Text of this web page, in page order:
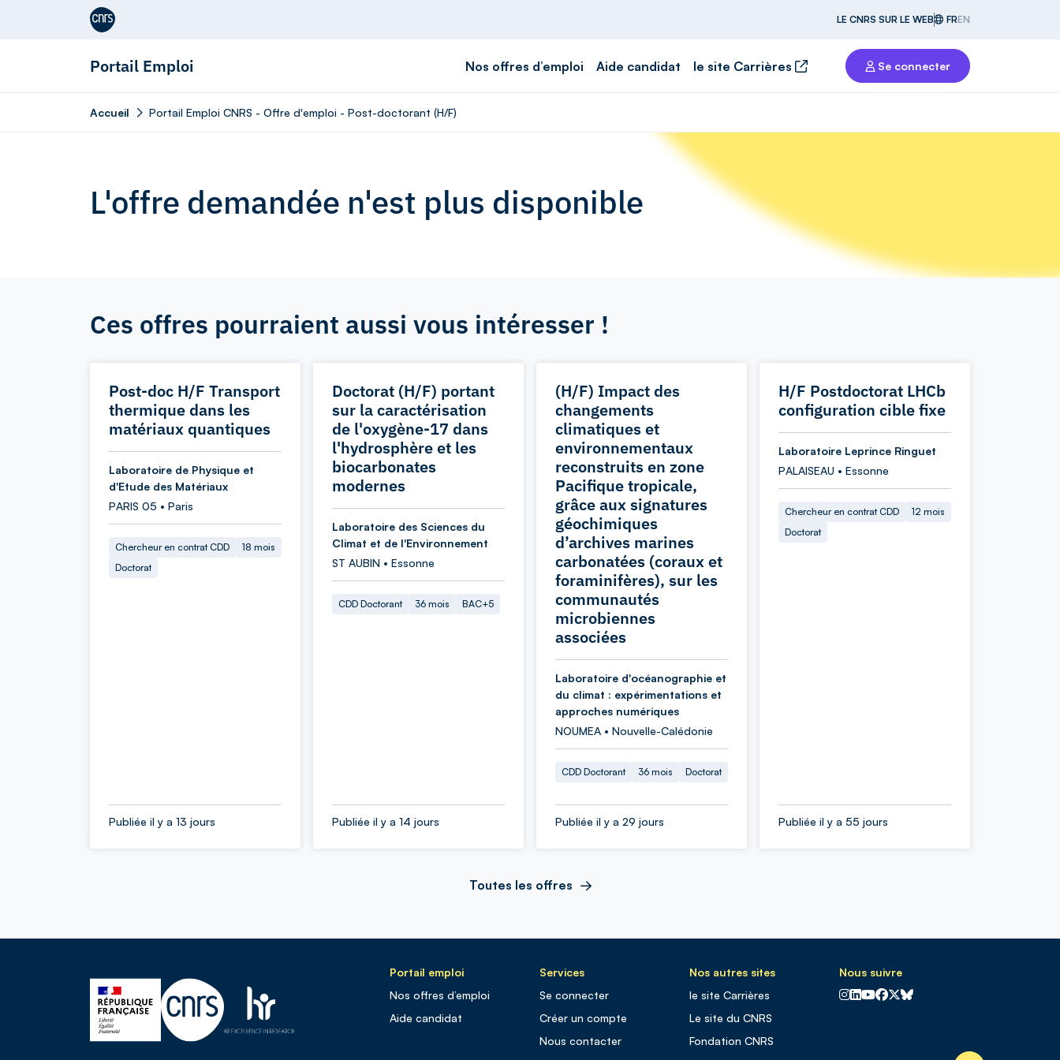
Aller au contenu
LE CNRS SUR LE WEB FREN
Portail Emploi Nos offres d’emploi Aide candidat le site Carrières Se connecter
Accueil Portail Emploi CNRS - Offre d'emploi - Post-doctorant (H/F)
L'offre demandée n'est plus disponible
Ces offres pourraient aussi vous intéresser !
Post-doc H/F Transport
thermique dans les
matériaux quantiques
Laboratoire de Physique et
d'Etude des Matériaux
PARIS 05 • Paris
Chercheur en contrat CDD
18 mois
Doctorat
Publiée il y a 13 jours
Doctorat (H/F) portant
sur la caractérisation
de l'oxygène-17 dans
l'hydrosphère et les
biocarbonates
modernes
Laboratoire des Sciences du
Climat et de l'Environnement
ST AUBIN • Essonne
CDD Doctorant 36 mois BAC+5
Publiée il y a 14 jours
(H/F) Impact des
changements
climatiques et
environnementaux
reconstruits en zone
Pacifique tropicale,
grâce aux signatures
géochimiques
d’archives marines
carbonatées (coraux et
foraminifères), sur les
communautés
microbiennes
associées
Laboratoire d'océanographie et
du climat : expérimentations et
approches numériques
NOUMEA • Nouvelle-Calédonie
CDD Doctorant 36 mois Doctorat
Publiée il y a 29 jours
H/F Postdoctorat LHCb
configuration cible fixe
Laboratoire Leprince Ringuet
PALAISEAU • Essonne
Chercheur en contrat CDD
12 mois
Doctorat
Publiée il y a 55 jours
Toutes les offres
Portail emploi
Nos offres d’emploi
Aide candidat
Services
Se connecter
Créer un compte
Nous contacter
Nos autres sites
le site Carrières
Le site du CNRS
Fondation CNRS
Nous suivre
CNRS sur Instagram
CNRS sur Linkedin
CNRS sur Youtube
CNRS sur Facebook
CNRS sur X
CNRS sur Blus sky